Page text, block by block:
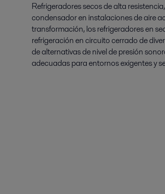
Refrigeradores secos de alta
condensador en instalaciones de aire
transformación, los refrigeradores en
refrigeración en circuito cerrado de
de alternativas de nivel de presión
adecuadas para entornos exigentes y